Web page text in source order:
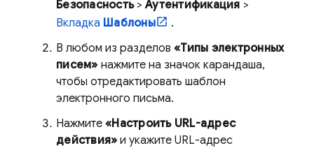
Безопасность>Аутентификация >
Вкладка Шаблоны
.
В любом из разделов «Типы электронных
писем» нажмите на значок карандаша,
чтобы отредактировать шаблон
электронного письма.
Нажмите «Настроить URL-адрес
действия» и укажите URL-адрес